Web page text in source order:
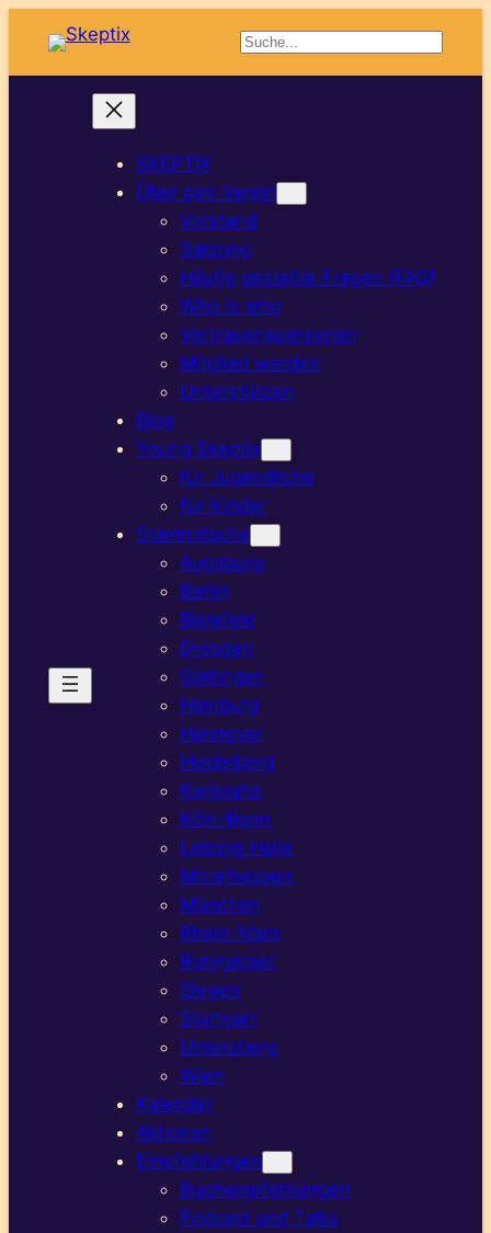
Inhalt
springen
Suchen
SKEPTIX
Über den Verein
Vorstand
Satzung
Häufig gestellte Fragen (FAQ)
Who is who
Vertrauenspersonen
Mitglied werden
Unterstützen
Blog
Young Skeptix
für Jugendliche
für Kinder
Stammtische
Augsburg
Berlin
Bielefeld
Dresden
Göttingen
Hamburg
Hannover
Heidelberg
Karlsruhe
Köln-Bonn
Leipzig-Halle
Mittelhessen
München
Rhein-Main
Ruhrgebiet
Siegen
Stuttgart
Untersberg
Wien
Kalender
Aktionen
Empfehlungen
Buchempfehlungen
Podcast und Talks